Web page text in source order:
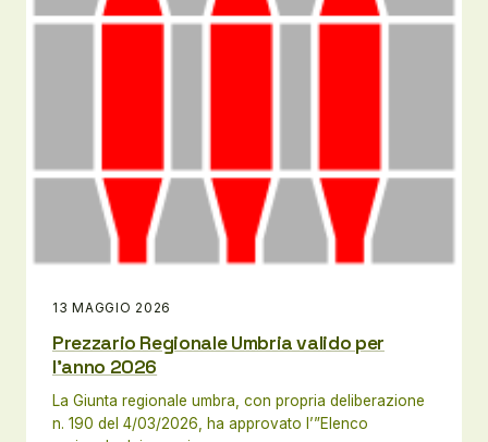
13 MAGGIO 2026
Prezzario Regionale Umbria valido per
l’anno 2026
La Giunta regionale umbra, con propria deliberazione
n. 190 del 4/03/2026, ha approvato l’”Elenco